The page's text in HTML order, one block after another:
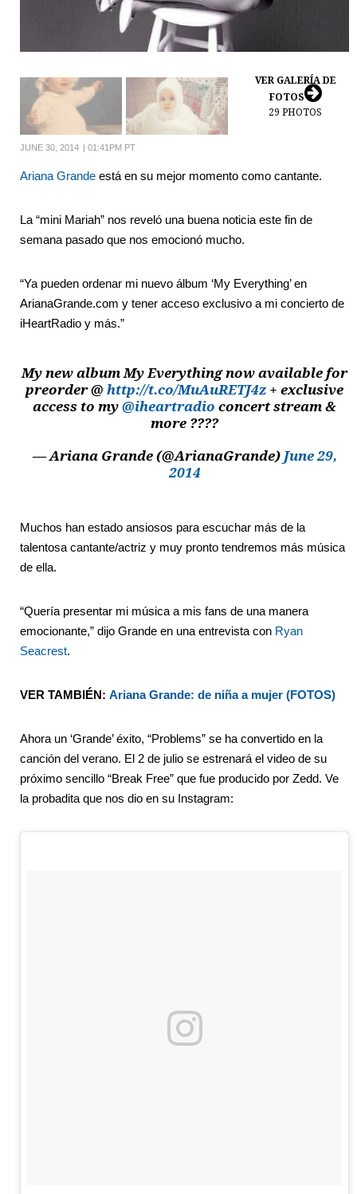
VER GALERÍA DE
FOTOS
29 PHOTOS
JUNE 30, 2014 01:41PM PT
Ariana Grande está en su mejor momento como cantante.
La “mini Mariah” nos reveló una buena noticia este fin de
semana pasado que nos emocionó mucho.
“Ya pueden ordenar mi nuevo álbum ‘My Everything’ en
ArianaGrande.com y tener acceso exclusivo a mi concierto de
iHeartRadio y más.”
My new album My Everything now available for
preorder @ http://t.co/MuAuRETJ4z + exclusive
access to my @iheartradio concert stream &
more ????
— Ariana Grande (@ArianaGrande) June 29,
2014
Muchos han estado ansiosos para escuchar más de la
talentosa cantante/actriz y muy pronto tendremos más música
de ella.
“Quería presentar mi música a mis fans de una manera
emocionante,” dijo Grande en una entrevista con Ryan
Seacrest.
VER TAMBIÉN: Ariana Grande: de niña a mujer (FOTOS)
Ahora un ‘Grande’ éxito, “Problems” se ha convertido en la
canción del verano. El 2 de julio se estrenará el video de su
próximo sencillo “Break Free” que fue producido por Zedd. Ve
la probadita que nos dio en su Instagram: